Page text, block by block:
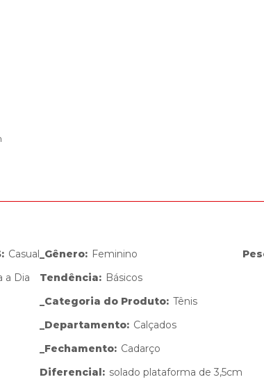
: Casual
a Dia
_Gênero: Feminino
Tendência: Básicos
_Categoria do Produto: Tênis
_Departamento: Calçados
_Fechamento: Cadarço
Diferencial: solado plataforma de 3,5cm